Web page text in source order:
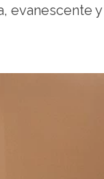
evanescente